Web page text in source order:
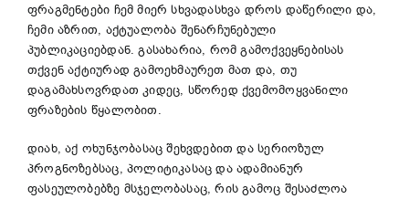
ფრაგმენტები ჩემ მიერ სხვადასხვა დროს დაწერილი და,
ჩემი აზრით, აქტუალობა შენარჩუნებული
პუბლიკაციებდან. გასახარია, რომ გამოქვეყნებისას
თქვენ აქტიურად გამოეხმაურეთ მათ და, თუ
დაგამახსოვრდათ კიდეც, სწორედ ქვემომოყვანილი
ფრაზების წყალობით.
დიახ, აქ ოხუნჯობასაც შეხვდებით და სერიოზულ
პროგნოზებსაც, პოლიტიკასაც და ადამიანურ
ფასეულობებზე მსჯელობასაც, რის გამოც შესაძლოა